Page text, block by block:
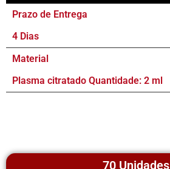
Prazo de Entrega
4 Dias
Material
Plasma citratado Quantidade: 2 ml
70 Unidades